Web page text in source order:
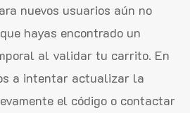
nuevos usuarios aún no
hayas encontrado un
al validar tu carrito. En
a intentar actualizar la
el código o contactar